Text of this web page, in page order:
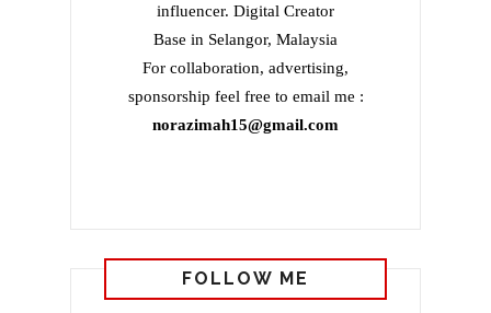
influencer. Digital Creator
Base in Selangor, Malaysia
For collaboration, advertising,
sponsorship feel free to email me :
norazimah15@gmail.com
FOLLOW ME